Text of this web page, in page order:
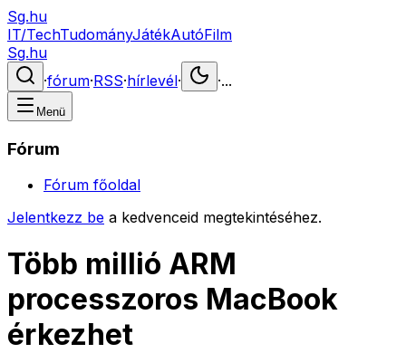
Sg.hu
IT/TechTudományJátékAutóFilm
Sg.hu
·fórum·RSS·hírlevél· ·...
Menü
Fórum
Fórum főoldal
Jelentkezz be a kedvenceid megtekintéséhez.
Több millió ARM
processzoros MacBook
érkezhet